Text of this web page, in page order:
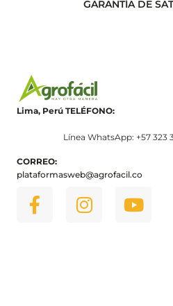
GARANTÍA DE
Lima, Perú TELÉFONO:
Línea WhatsApp: +57 323
CORREO:
plataformasweb@agrofacil.co